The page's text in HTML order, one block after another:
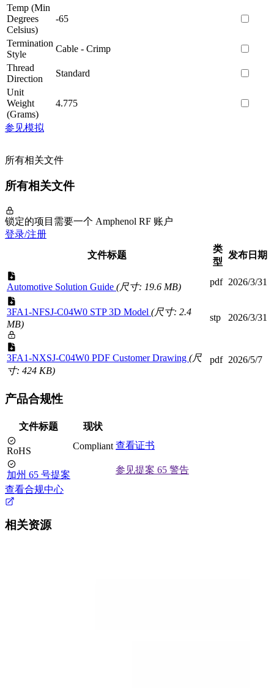
Temp (Min
Degrees
Celsius)
-65
Termination
Style
Cable - Crimp
Thread
Direction
Standard
Unit
Weight
(Grams)
4.775
参见模拟
所有相关文件
所有相关文件
锁定的项目需要一个 Amphenol RF 账户
登录/注册
文件标题
类
型
发布日期
Automotive Solution Guide (尺寸: 19.6 MB) pdf 2026/3/31
3FA1-NFSJ-C04W0 STP 3D Model (尺寸: 2.4
MB)
stp 2026/3/31
3FA1-NXSJ-C04W0 PDF Customer Drawing (尺
寸: 424 KB)
pdf 2026/5/7
产品合规性
文件标题 现状
RoHS Compliant 查看证书
加州 65 号提案
参见提案 65 警告
查看合规中心
相关资源